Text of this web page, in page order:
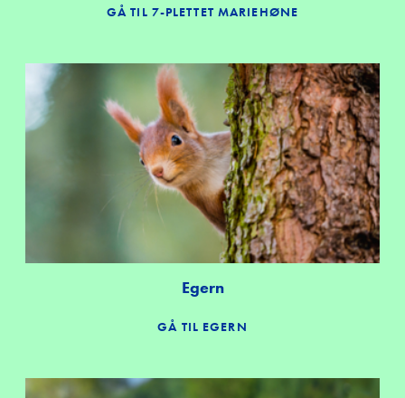
GÅ TIL 7-PLETTET MARIEHØNE
Egern
GÅ TIL EGERN